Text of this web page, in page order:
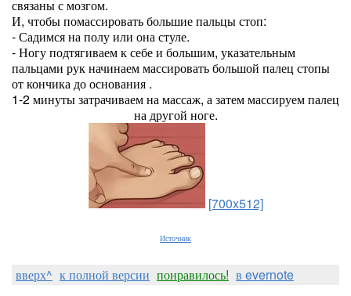
связаны с мозгом.
И, чтобы помассировать большие пальцы стоп:
- Садимся на полу или она стуле.
- Ногу подтягиваем к себе и большим, указательным
пальцами рук начинаем массировать большой палец стопы
от кончика до основания .
1-2 минуты затрачиваем на массаж, а затем массируем палец
на другой ноге.
[700x512]
Источник
вверх^ к полной версии понравилось! в evernote